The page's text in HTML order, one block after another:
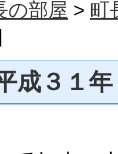
の部屋 > 町
３１年